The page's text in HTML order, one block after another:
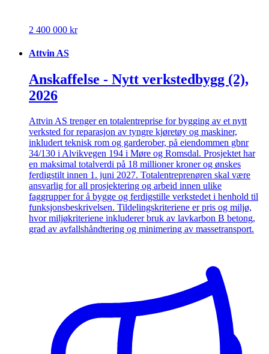
2 400 000 kr
Attvin AS
Anskaffelse - Nytt verkstedbygg (2),
2026
Attvin AS trenger en totalentreprise for bygging av et nytt
verksted for reparasjon av tyngre kjøretøy og maskiner,
inkludert teknisk rom og garderober, på eiendommen gbnr
34/130 i Alvikvegen 194 i Møre og Romsdal. Prosjektet har
en maksimal totalverdi på 18 millioner kroner og ønskes
ferdigstilt innen 1. juni 2027. Totalentreprenøren skal være
ansvarlig for all prosjektering og arbeid innen ulike
faggrupper for å bygge og ferdigstille verkstedet i henhold til
funksjonsbeskrivelsen. Tildelingskriteriene er pris og miljø,
hvor miljøkriteriene inkluderer bruk av lavkarbon B betong,
grad av avfallshåndtering og minimering av massetransport.